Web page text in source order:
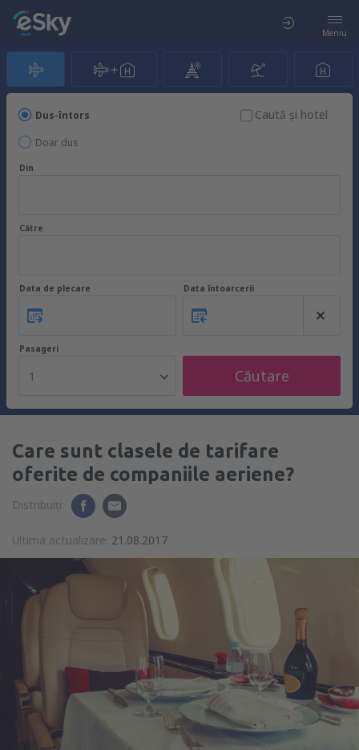
Meniu
Dus-întors
Doar dus
Caută şi hotel
Din
Către
Data de plecare Data întoarcerii
Pasageri
1 Căutare
Care sunt clasele de tarifare
oferite de companiile aeriene?
Distribuiți:
Ultima actualizare: 21.08.2017